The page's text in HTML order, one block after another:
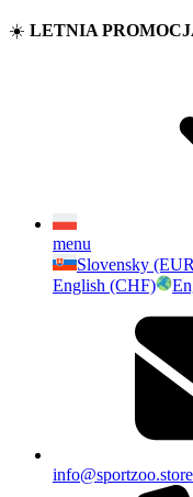
☀️ LETNIA
menu
Slovensky
English (CHF)
info@sportzoo.store